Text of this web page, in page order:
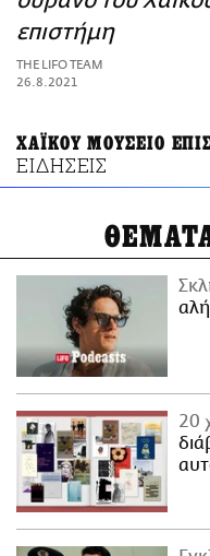
ΑΜΠΑ
PRINT
επιστήμη
THE LIFO TEAM
26.8.2021
ΧΑΪΚΟΥ ΜΟΥΣΕΙΟ
ΕΙΔΗΣΕΙΣ
20